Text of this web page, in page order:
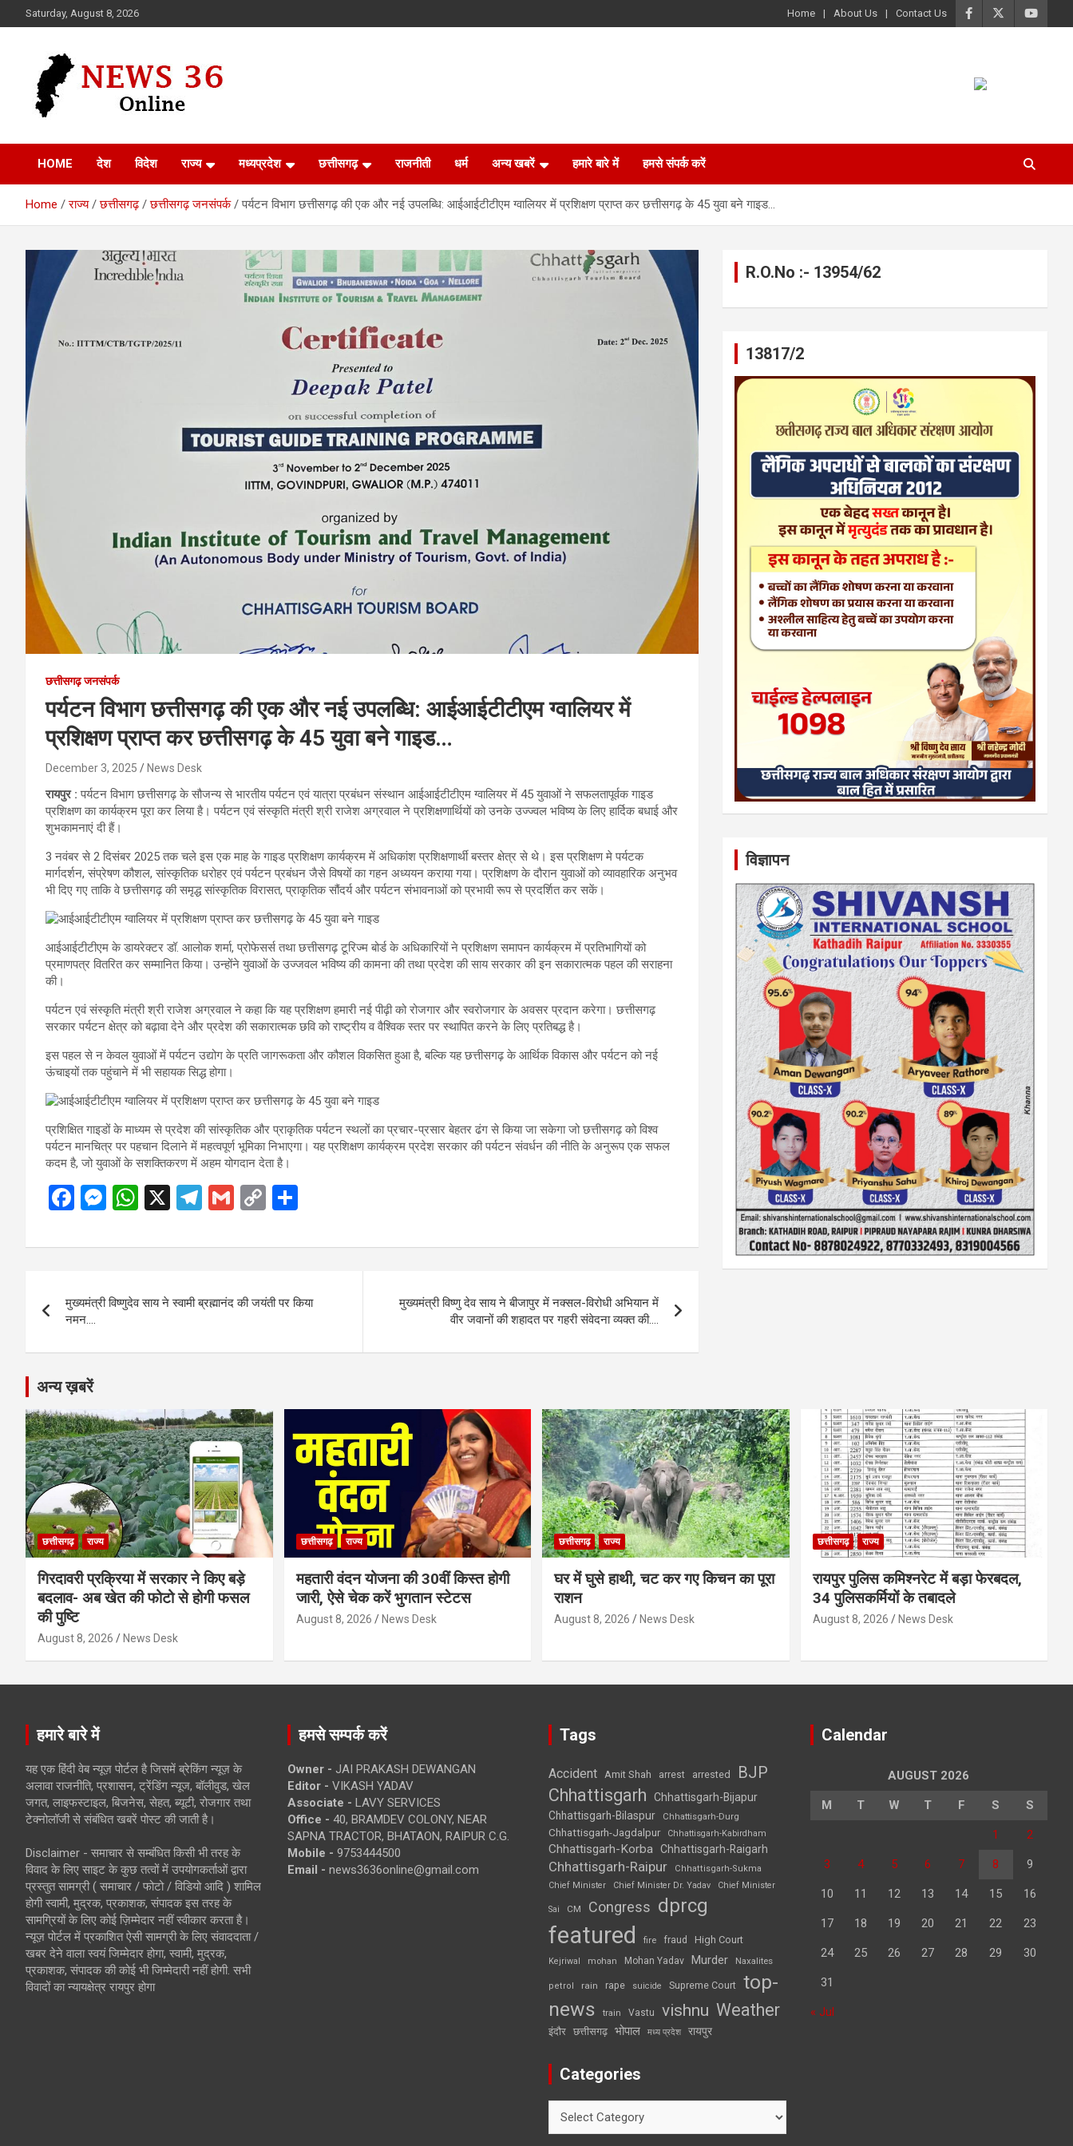
to
Saturday, August 8, 2026 Home About Us Contact Us
News 36
HOME देश विदेश राज्य मध्यप्रदेश छत्तीसगढ़ राजनीती धर्म अन्य खबरें हमारे बारे में हमसे संपर्क करें
Home राज्य छत्तीसगढ़ छत्तीसगढ़ जनसंपर्क पर्यटन विभाग छत्तीसगढ़ की एक और नई उपलब्धि: आईआईटीटीएम ग्वालियर में प्रशिक्षण प्राप्त कर छत्तीसगढ़ के 45 युवा बने गाइड…
छत्तीसगढ़ जनसंपर्क
पर्यटन विभाग छत्तीसगढ़ की एक और नई उपलब्धि: आईआईटीटीएम ग्वालियर में
प्रशिक्षण प्राप्त कर छत्तीसगढ़ के 45 युवा बने गाइड…
December 3, 2025 News Desk
रायपुर :पर्यटन विभाग छत्तीसगढ़ के सौजन्य से भारतीय पर्यटन एवं यात्रा प्रबंधन संस्थान आईआईटीटीएम ग्वालियर में 45 युवाओं ने सफलतापूर्वक गाइड
प्रशिक्षण का कार्यक्रम पूरा कर लिया है। पर्यटन एवं संस्कृति मंत्री श्री राजेश अग्रवाल ने प्रशिक्षणार्थियों को उनके उज्ज्वल भविष्य के लिए हार्दिक बधाई और
शुभकामनाएं दी हैं।
3 नवंबर से 2 दिसंबर 2025 तक चले इस एक माह के गाइड प्रशिक्षण कार्यक्रम में अधिकांश प्रशिक्षणार्थी बस्तर क्षेत्र से थे। इस प्रशिक्षण मे पर्यटक
मार्गदर्शन, संप्रेषण कौशल, सांस्कृतिक धरोहर एवं पर्यटन प्रबंधन जैसे विषयों का गहन अध्ययन कराया गया। प्रशिक्षण के दौरान युवाओं को व्यावहारिक अनुभव
भी दिए गए ताकि वे छत्तीसगढ़ की समृद्ध सांस्कृतिक विरासत, प्राकृतिक सौंदर्य और पर्यटन संभावनाओं को प्रभावी रूप से प्रदर्शित कर सकें।
आईआईटीटीएम के डायरेक्टर डॉ. आलोक शर्मा, प्रोफेसर्स तथा छत्तीसगढ़ टूरिज्म बोर्ड के अधिकारियों ने प्रशिक्षण समापन कार्यक्रम में प्रतिभागियों को
प्रमाणपत्र वितरित कर सम्मानित किया। उन्होंने युवाओं के उज्जवल भविष्य की कामना की तथा प्रदेश की साय सरकार की इन सकारात्मक पहल की सराहना
की।
पर्यटन एवं संस्कृति मंत्री श्री राजेश अग्रवाल ने कहा कि यह प्रशिक्षण हमारी नई पीढ़ी को रोजगार और स्वरोजगार के अवसर प्रदान करेगा। छत्तीसगढ़
सरकार पर्यटन क्षेत्र को बढ़ावा देने और प्रदेश की सकारात्मक छवि को राष्ट्रीय व वैश्विक स्तर पर स्थापित करने के लिए प्रतिबद्ध है।
इस पहल से न केवल युवाओं में पर्यटन उद्योग के प्रति जागरूकता और कौशल विकसित हुआ है, बल्कि यह छत्तीसगढ़ के आर्थिक विकास और पर्यटन को नई
ऊंचाइयों तक पहुंचाने में भी सहायक सिद्ध होगा।
प्रशिक्षित गाइडों के माध्यम से प्रदेश की सांस्कृतिक और प्राकृतिक पर्यटन स्थलों का प्रचार-प्रसार बेहतर ढंग से किया जा सकेगा जो छत्तीसगढ़ को विश्व
पर्यटन मानचित्र पर पहचान दिलाने में महत्वपूर्ण भूमिका निभाएगा। यह प्रशिक्षण कार्यक्रम प्रदेश सरकार की पर्यटन संवर्धन की नीति के अनुरूप एक सफल
कदम है, जो युवाओं के सशक्तिकरण में अहम योगदान देता है।
F
ce
o
o
k
M
se
g
W
at
A
p
X
T
e
a
G
ail
C
py
n
ar
navigation
मुख्यमंत्री विष्णुदेव साय ने स्वामी ब्रह्मानंद की जयंती पर किया
नमन….
मुख्यमंत्री विष्णु देव साय ने बीजापुर में नक्सल-विरोधी अभियान में
वीर जवानों की शहादत पर गहरी संवेदना व्यक्त की….
R.O.No :- 13954/62
13817/2
विज्ञापन
अन्य ख़बरें
छत्तीसगढ़ राज्य
गिरदावरी प्रक्रिया में सरकार ने किए बड़े
बदलाव- अब खेत की फोटो से होगी फसल
की पुष्टि
August 8, 2026 News Desk
छत्तीसगढ़ राज्य
महतारी वंदन योजना की 30वीं किस्त होगी
जारी, ऐसे चेक करें भुगतान स्टेटस
August 8, 2026 News Desk
छत्तीसगढ़ राज्य
घर में घुसे हाथी, चट कर गए किचन का पूरा
राशन
August 8, 2026 News Desk
छत्तीसगढ़ राज्य
रायपुर पुलिस कमिश्नरेट में बड़ा फेरबदल,
34 पुलिसकर्मियों के तबादले
August 8, 2026 News Desk
हमारे बारे में
यह एक हिंदी वेब न्यूज़ पोर्टल है जिसमें ब्रेकिंग न्यूज़ के
अलावा राजनीति, प्रशासन, ट्रेंडिंग न्यूज, बॉलीवुड, खेल
जगत, लाइफस्टाइल, बिजनेस, सेहत, ब्यूटी, रोजगार तथा
टेक्नोलॉजी से संबंधित खबरें पोस्ट की जाती है।
Disclaimer - समाचार से सम्बंधित किसी भी तरह के
विवाद के लिए साइट के कुछ तत्वों में उपयोगकर्ताओं द्वारा
प्रस्तुत सामग्री ( समाचार / फोटो / विडियो आदि ) शामिल
होगी स्वामी, मुद्रक, प्रकाशक, संपादक इस तरह के
सामग्रियों के लिए कोई ज़िम्मेदार नहीं स्वीकार करता है।
न्यूज़ पोर्टल में प्रकाशित ऐसी सामग्री के लिए संवाददाता /
खबर देने वाला स्वयं जिम्मेदार होगा, स्वामी, मुद्रक,
प्रकाशक, संपादक की कोई भी जिम्मेदारी नहीं होगी. सभी
विवादों का न्यायक्षेत्र रायपुर होगा
हमसे सम्पर्क करें
Owner - JAI PRAKASH DEWANGAN
Editor - VIKASH YADAV
Associate - LAVY SERVICES
Office - 40, BRAMDEV COLONY, NEAR
SAPNA TRACTOR, BHATAON, RAIPUR C.G.
Mobile - 9753444500
Email - news3636online@gmail.com
Tags
Accident Amit Shah arrest arrested BJP
Chhattisgarh
Chhattisgarh-Bijapur
Chhattisgarh-Bilaspur
Chhattisgarh-Durg
Chhattisgarh-Jagdalpur Chhattisgarh-Kabirdham
Chhattisgarh-Korba Chhattisgarh-Raigarh
Chhattisgarh-Raipur
Chhattisgarh-Sukma
Chief Minister
Chief Minister Dr. Yadav Chief Minister
Sai CM Congress dprcg
featured fire fraud High Court
Kejriwal mohan Mohan Yadav Murder Naxalites
petrol rain rape suicide Supreme Court top-
news
train Vastu vishnu Weather
इंदौर छत्तीसगढ़ भोपाल मध्य प्रदेश रायपुर
Categories
Calendar
AUGUST 2026
M T W T F S S
1 2
3 4 5 6 7 8 9
10 11 12 13 14 15 16
17 18 19 20 21 22 23
24 25 26 27 28 29 30
31
« Jul